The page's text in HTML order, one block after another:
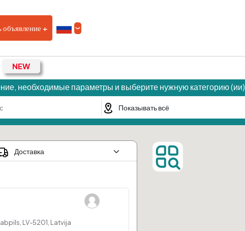
объявление +
необходимые параметры и выберите нужную категорию (ии)
LV-5201, Latvija